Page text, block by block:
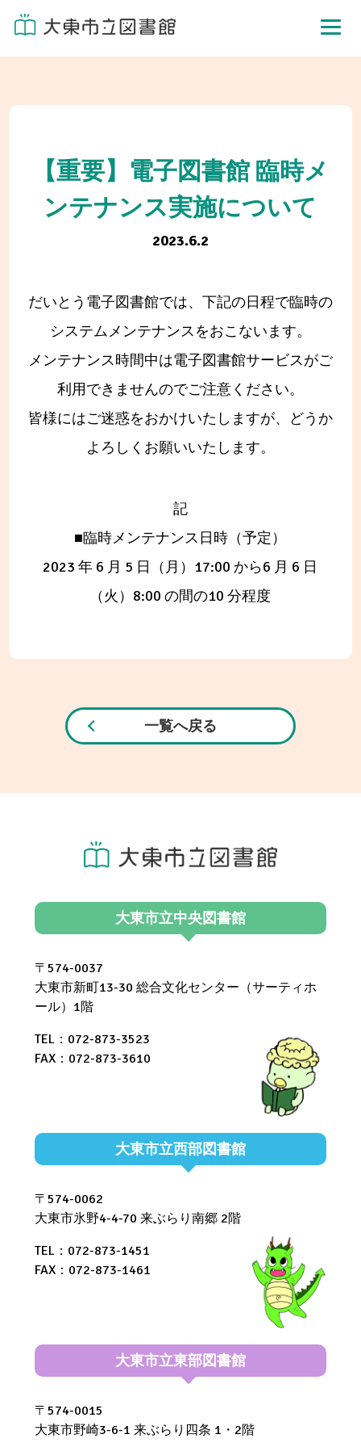
【重要】電子図書館 臨時メ
ンテナンス実施について
2023.6.2
だいとう電子図書館では、下記の日程で臨時の
システムメンテナンスをおこないます。
メンテナンス時間中は電子図書館サービスがご
利用できませんのでご注意ください。
皆様にはご迷惑をおかけいたしますが、どうか
よろしくお願いいたします。
記
■臨時メンテナンス日時（予定）
2023 年 6 月 5 日（月）17:00 から6 月 6 日
（火）8:00 の間の10 分程度
一覧へ戻る
大東市立中央図書館
〒574-0037
大東市新町13-30 総合文化センター（サーティホ
ール）1階
TEL：072-873-3523
FAX：072-873-3610
大東市立西部図書館
〒574-0062
大東市氷野4-4-70 来ぶらり南郷 2階
TEL：072-873-1451
FAX：072-873-1461
大東市立東部図書館
〒574-0015
大東市野崎3-6-1 来ぶらり四条 1・2階